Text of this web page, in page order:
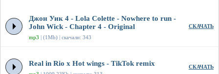
Джон Уик 4 - Lola Colette - Nowhere to run -
John Wick - Chapter 4 - Original
mp3 | (1Mb) | скачали: 343
СКАЧАТЬ
Real in Rio x Hot wings - TikTok remix СКАЧАТЬ